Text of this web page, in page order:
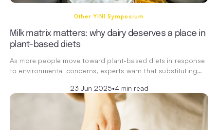
Other YINI Symposium
Milk matrix matters: why dairy deserves a place in
plant-based diets
As more people move toward plant-based diets in response
to environmental concerns, experts warn that substituting…
23 Jun 2025•4 min read